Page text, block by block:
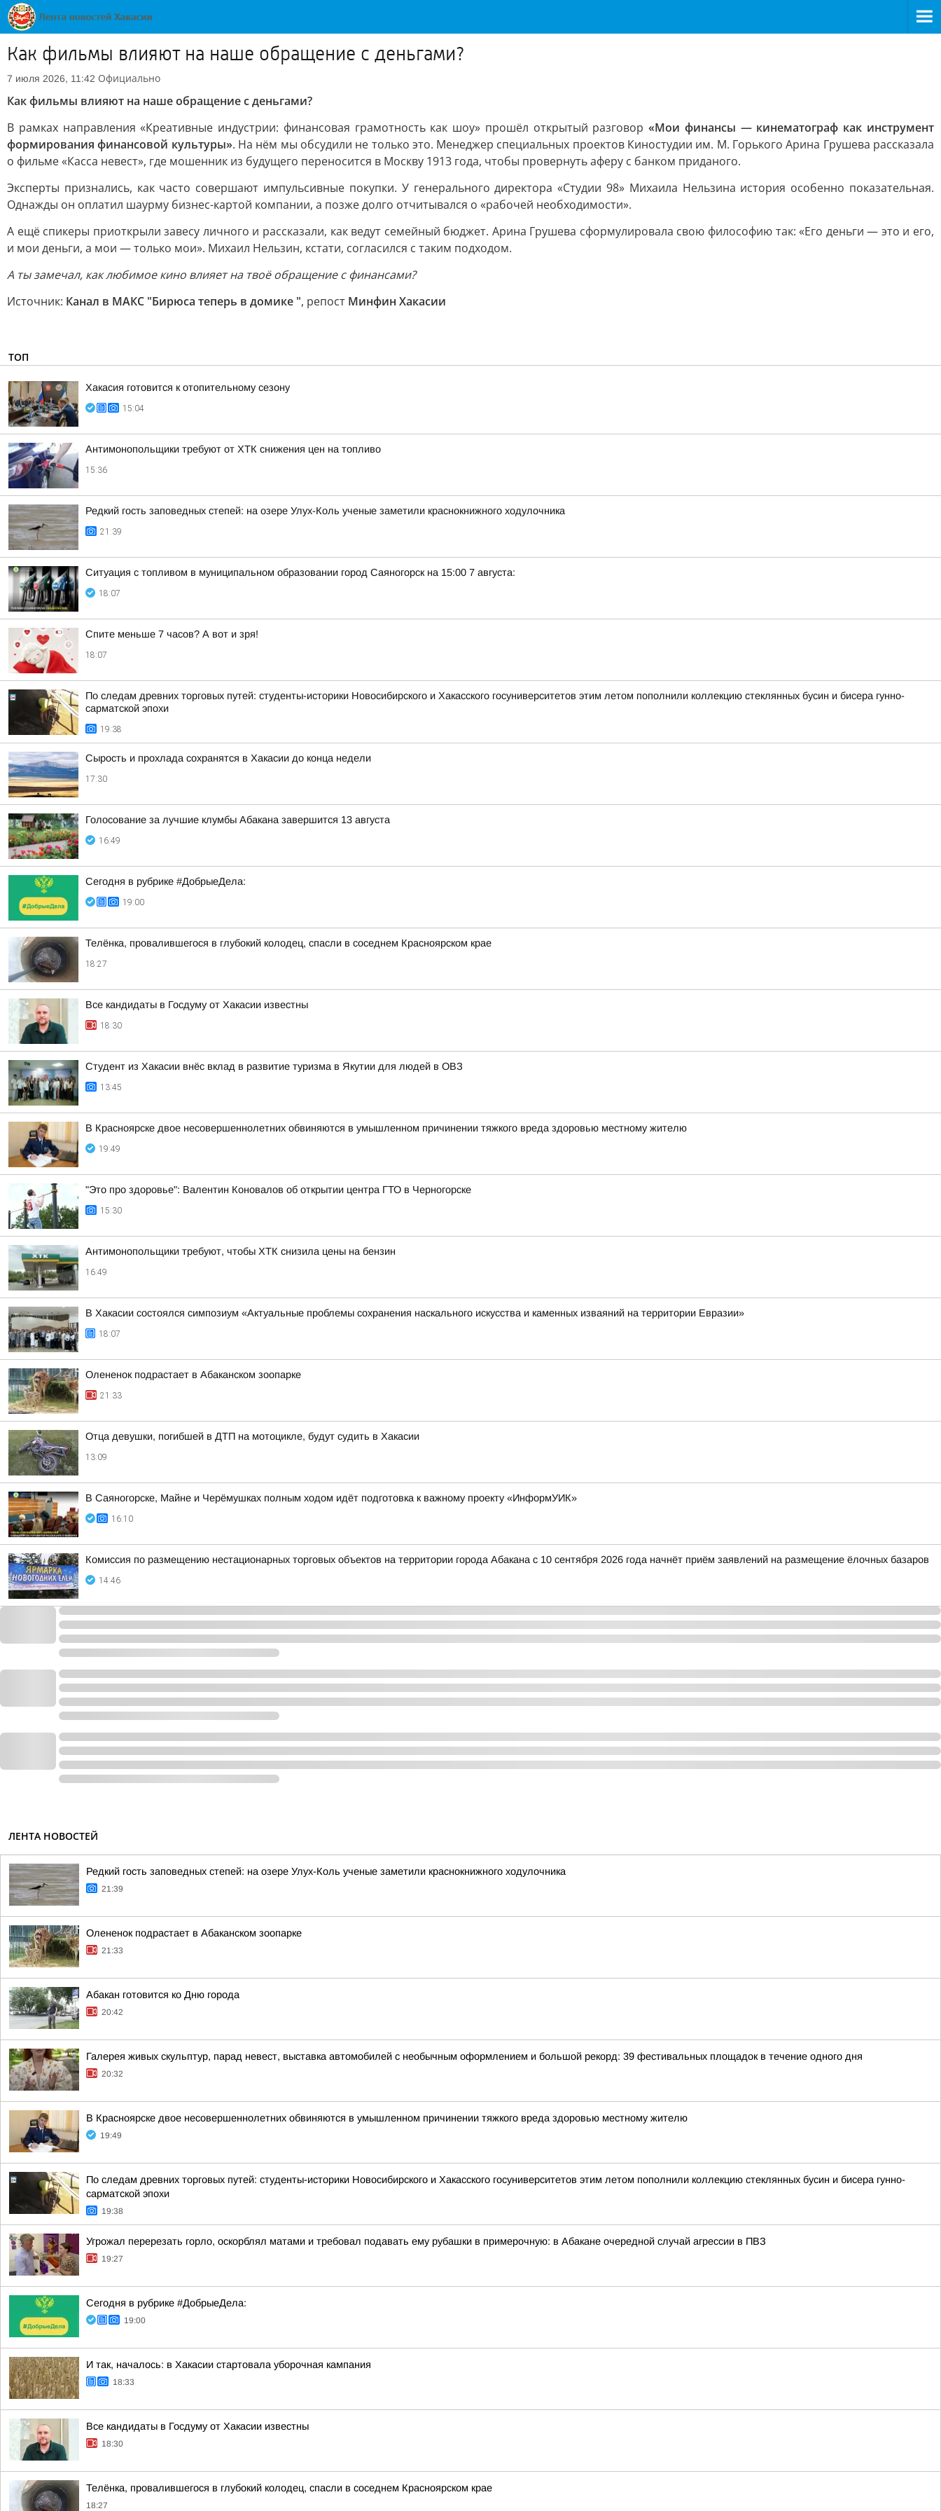
Как фильмы влияют на наше обращение с деньгами?
7 июля 2026, 11:42 Официально
Как фильмы влияют на наше обращение с деньгами?
В рамках направления «Креативные индустрии: финансовая грамотность как шоу» прошёл открытый разговор«Мои финансы — кинематограф как инструмент
формирования финансовой культуры». На нём мы обсудили не только это. Менеджер специальных проектов Киностудии им. М. Горького Арина Грушева рассказала
о фильме «Касса невест», где мошенник из будущего переносится в Москву 1913 года, чтобы провернуть аферу с банком приданого.
Эксперты признались, как часто совершают импульсивные покупки. У генерального директора «Студии 98» Михаила Нельзина история особенно показательная.
Однажды он оплатил шаурму бизнес-картой компании, а позже долго отчитывался о «рабочей необходимости».
А ещё спикеры приоткрыли завесу личного и рассказали, как ведут семейный бюджет. Арина Грушева сформулировала свою философию так: «Его деньги — это и его,
и мои деньги, а мои — только мои». Михаил Нельзин, кстати, согласился с таким подходом.
А ты замечал, как любимое кино влияет на твоё обращение с финансами?
Источник: Канал в МАКС "Бирюса теперь в домике ", репост Минфин Хакасии
ТОП
Хакасия готовится к отопительному сезону
15:04
Антимонопольщики требуют от ХТК снижения цен на топливо
15:36
Редкий гость заповедных степей: на озере Улух-Коль ученые заметили краснокнижного ходулочника
21:39
Ситуация с топливом в муниципальном образовании город Саяногорск на 15:00 7 августа:
18:07
Спите меньше 7 часов? А вот и зря!
18:07
По следам древних торговых путей: студенты-историки Новосибирского и Хакасского госуниверситетов этим летом пополнили коллекцию стеклянных бусин и бисера гунно-
сарматской эпохи
19:38
Сырость и прохлада сохранятся в Хакасии до конца недели
17:30
Голосование за лучшие клумбы Абакана завершится 13 августа
16:49
Сегодня в рубрике #ДобрыеДела:
19:00
Телёнка, провалившегося в глубокий колодец, спасли в соседнем Красноярском крае
18:27
Все кандидаты в Госдуму от Хакасии известны
18:30
Студент из Хакасии внёс вклад в развитие туризма в Якутии для людей в ОВЗ
13:45
В Красноярске двое несовершеннолетних обвиняются в умышленном причинении тяжкого вреда здоровью местному жителю
19:49
"Это про здоровье": Валентин Коновалов об открытии центра ГТО в Черногорске
15:30
Антимонопольщики требуют, чтобы ХТК снизила цены на бензин
16:49
В Хакасии состоялся симпозиум «Актуальные проблемы сохранения наскального искусства и каменных изваяний на территории Евразии»
18:07
Олененок подрастает в Абаканском зоопарке
21:33
Отца девушки, погибшей в ДТП на мотоцикле, будут судить в Хакасии
13:09
В Саяногорске, Майне и Черёмушках полным ходом идёт подготовка к важному проекту «ИнформУИК»
16:10
Комиссия по размещению нестационарных торговых объектов на территории города Абакана с 10 сентября 2026 года начнёт приём заявлений на размещение ёлочных базаров
14:46
ЛЕНТА НОВОСТЕЙ
Редкий гость заповедных степей: на озере Улух-Коль ученые заметили краснокнижного ходулочника
21:39
Олененок подрастает в Абаканском зоопарке
21:33
Абакан готовится ко Дню города
20:42
Галерея живых скульптур, парад невест, выставка автомобилей с необычным оформлением и большой рекорд: 39 фестивальных площадок в течение одного дня
20:32
В Красноярске двое несовершеннолетних обвиняются в умышленном причинении тяжкого вреда здоровью местному жителю
19:49
По следам древних торговых путей: студенты-историки Новосибирского и Хакасского госуниверситетов этим летом пополнили коллекцию стеклянных бусин и бисера гунно-
сарматской эпохи
19:38
Угрожал перерезать горло, оскорблял матами и требовал подавать ему рубашки в примерочную: в Абакане очередной случай агрессии в ПВЗ
19:27
Сегодня в рубрике #ДобрыеДела:
19:00
И так, началось: в Хакасии стартовала уборочная кампания
18:33
Все кандидаты в Госдуму от Хакасии известны
18:30
Телёнка, провалившегося в глубокий колодец, спасли в соседнем Красноярском крае
18:27